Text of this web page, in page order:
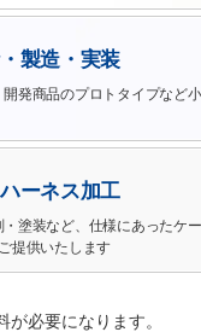
製造・実装
発商品のプロトタイプなど
ーネス加工
・塗装など、仕様にあったケ
提供いたします
必要になります。